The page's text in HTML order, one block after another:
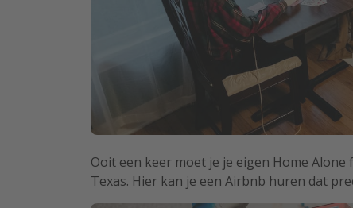
Ooit een keer moet je je eigen Home
Texas. Hier kan je een Airbnb huren dat